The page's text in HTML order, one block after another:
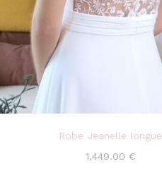
Robe Jeanelle longue
1,449.00 €